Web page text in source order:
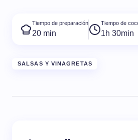
Tiempo de preparación
20 min
Tiempo de
1h 30min
SALSAS Y VINAGRETAS